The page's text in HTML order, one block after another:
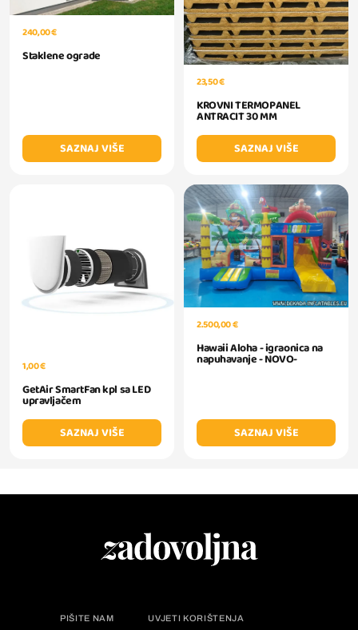
240,00 €
Staklene ograde
SAZNAJ VIŠE
23,50 €
KROVNI TERMOPANEL
ANTRACIT 30 MM
SAZNAJ VIŠE
1,00 €
GetAir SmartFan kpl sa LED
upravljačem
SAZNAJ VIŠE
2.500,00 €
Hawaii Aloha - igraonica na
napuhavanje - NOVO-
SAZNAJ VIŠE
PIŠITE NAM UVJETI KORIŠTENJA